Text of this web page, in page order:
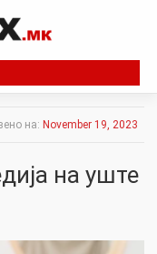
на: November 19, 2023
на уште